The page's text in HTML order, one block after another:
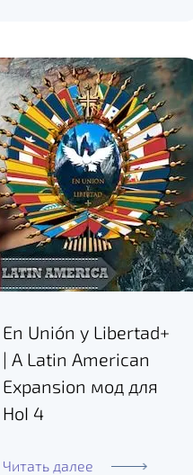
En Unión y Libertad+
| A Latin American
Expansion мод для
HoI 4
Читать далее